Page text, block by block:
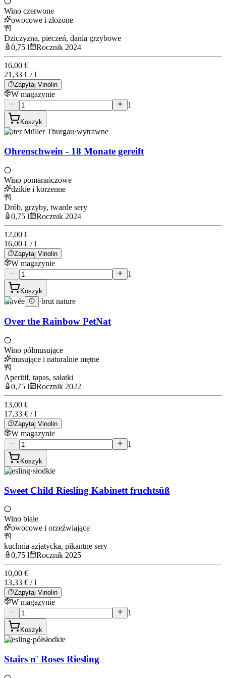
Wino czerwone
owocowe i złożone
Dziczyzna, pieczeń, dania grzybowe
0,75 l
Rocznik 2024
16,00 €
21,33 € / l
Zapytaj Vinolin
W magazynie
1
Koszyk
Roter Müller Thurgau·wytrawne
Ohrenschwein - 18 Monate gereift
Wino pomarańczowe
dzikie i korzenne
Drób, grzyby, twarde sery
0,75 l
Rocznik 2024
12,00 €
16,00 € / l
Zapytaj Vinolin
W magazynie
1
Koszyk
Cuvée ·brut nature
Over the Rainbow PetNat
Wino półmusujące
musujące i naturalnie mętne
Aperitif, tapas, sałatki
0,75 l
Rocznik 2022
13,00 €
17,33 € / l
Zapytaj Vinolin
W magazynie
1
Koszyk
Riesling·słodkie
Sweet Child Riesling Kabinett fruchtsüß
Wino białe
owocowe i orzeźwiające
kuchnia azjatycka, pikantne sery
0,75 l
Rocznik 2025
10,00 €
13,33 € / l
Zapytaj Vinolin
W magazynie
1
Koszyk
Riesling·półsłodkie
Stairs n' Roses Riesling